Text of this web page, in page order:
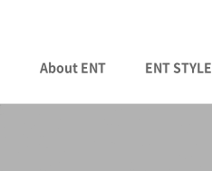
About ENT ENT STYLE